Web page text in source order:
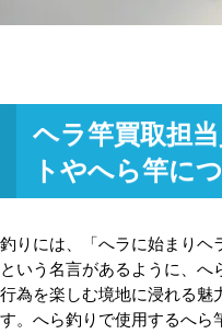
ヘラ竿買取担
トやへら竿に
釣りには、「へラに始まりヘ
という名言があるように、へ
行為を楽しむ境地に浸れる魅
す。へら釣りで使用するへら